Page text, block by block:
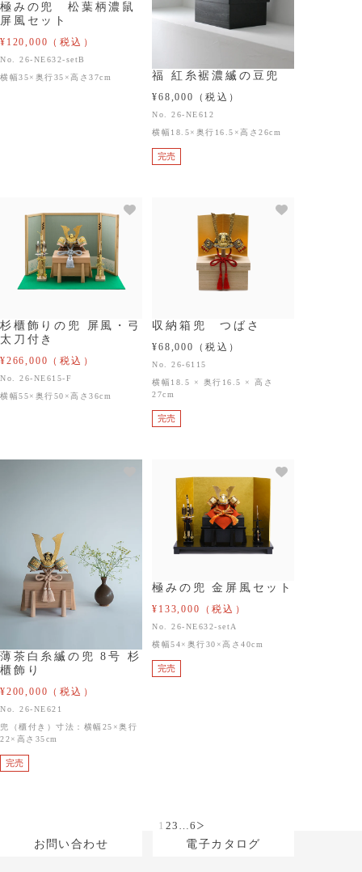
極みの兜 松葉柄濃鼠
屏風セット
¥120,000 （税込）
No. 26-NE632-setB
横幅35×奥行35×高さ37cm
完売
福 紅糸裾濃縅の豆兜
¥68,000 （税込）
No. 26-NE612
横幅18.5×奥行16.5×高さ26cm
杉櫃飾りの兜 屏風・弓
太刀付き
¥266,000 （税込）
No. 26-NE615-F
横幅55×奥行50×高さ36cm
完売
収納箱兜 つばさ
¥68,000 （税込）
No. 26-6115
横幅18.5 × 奥行16.5 × 高さ
27cm
完売
薄茶白糸縅の兜 8号 杉
櫃飾り
¥200,000 （税込）
No. 26-NE621
兜（櫃付き）寸法：横幅25×奥行
22×高さ35cm
完売
極みの兜 金屏風セット
¥133,000 （税込）
No. 26-NE632-setA
横幅54×奥行30×高さ40cm
1 23 …6 次のページ
お問い合わせ
電子カタログ